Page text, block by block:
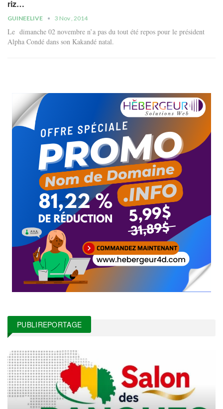
riz…
GUINEELIVE 3 Nov , 2014
Le dimanche 02 novembre n’a pas du tout été repos pour le président
Alpha Condé dans son Kakandé natal.
PUBLIREPORTAGE